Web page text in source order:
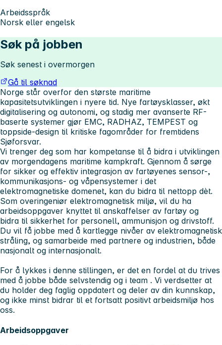
Arbeidsspråk
Norsk eller engelsk
Søk på jobben
Søk senest i overmorgen
Gå til søknad
Norge står overfor den største maritime
kapasitetsutviklingen i nyere tid. Nye fartøysklasser, økt
digitalisering og autonomi, og stadig mer avanserte RF-
baserte systemer gjør EMC, RADHAZ, TEMPEST og
toppside-design til kritiske fagområder for fremtidens
Sjøforsvar.
Vi trenger deg som har kompetanse til å bidra i utviklingen
av morgendagens maritime kampkraft. Gjennom å sørge
for sikker og effektiv integrasjon av fartøyenes sensor-,
kommunikasjons- og våpensystemer i det
elektromagnetiske domenet, kan du bidra til nettopp dèt.
Som overingeniør elektromagnetisk miljø, vil du ha
arbeidsoppgaver knyttet til anskaffelser av fartøy og
bidra til sikkerhet for personell, ammunisjon og drivstoff.
Du vil få jobbe med å kartlegge nivåer av elektromagnetisk
stråling, og samarbeide med partnere og industrien, både
nasjonalt og internasjonalt.
For å lykkes i denne stillingen, er det en fordel at du trives
med å jobbe både selvstendig og i team . Vi verdsetter at
du holder deg faglig oppdatert og deler av din kunnskap,
og ikke minst bidrar til et fortsatt positivt arbeidsmiljø hos
oss.
Arbeidsoppgaver